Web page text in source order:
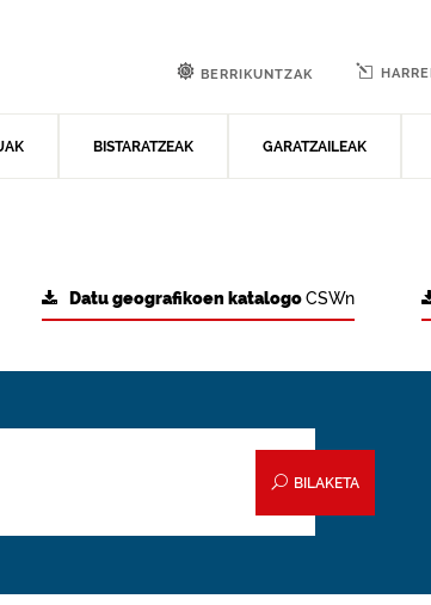
BISTARATZEAK GARATZAILEAK
BERRIKUNTZAK
Datu geografikoen katalogoCSWn
BILAKETA